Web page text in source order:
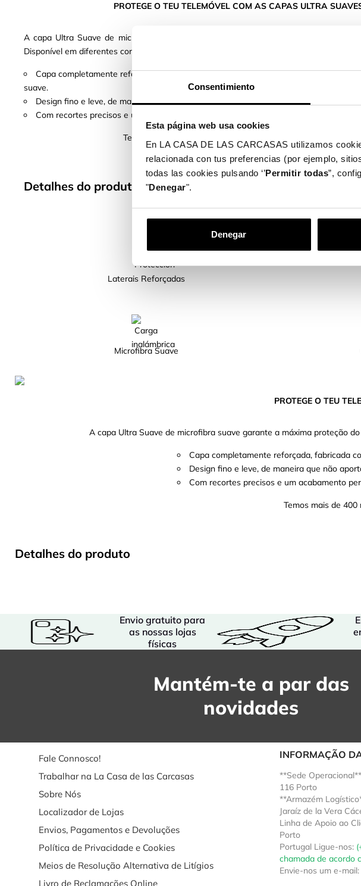
Consentimiento
Esta página web usa cookies
En LA CASA DE LAS CARCASAS utilizamos
relacionada con tus preferencias (por ejemplo,
todas las cookies pulsando ‘’Permitir todas”,
"Denegar".
Denegar
PROTEGE O TEU TELEMÓVEL COM AS CAPAS ULTRA
A capa Ultra Suave de microfibra suave garante a máxima proteção do teu
Disponível em diferentes cores Escolhe o teu preferido!
Capa completamente reforçada, fabricada com silicone líquido de alta qualidade,
suave.
Design fino e leve, de maneira que não aporta volume nem peso à tua capa de
Com recortes precisos e um acabamento perfeito, permite o acesso a todos os
Temos mais de 400 modelos de telemóvel disponíveis para ti!
Detalhes do produto
Laterais Reforçadas
Microfibra Suave
PROTEGE O TEU
A capa Ultra Suave de microfibra suave garante a máxima proteção
Capa completamente reforçada, fabricada
Design fino e leve, de maneira que não
Com recortes precisos e um acabamento
Temos mais de
Detalhes do produto
Envio gratuito para
as nossas lojas
físicas
Mantém-te a par das
novidades
Fale Connosco!
Trabalhar na La Casa de las Carcasas
Sobre Nós
Localizador de Lojas
Envios, Pagamentos e Devoluções
Política de Privacidade e Cookies
Meios de Resolução Alternativa de Litígios
Livro de Reclamações Online
INFORMAÇÃO
**Sede
116 Porto
**Armazém
Jaraíz de la Vera
Linha de Apoio ao
Porto
Portugal Ligue-nos:
chamada de acordo
Envie-nos um e-mail: